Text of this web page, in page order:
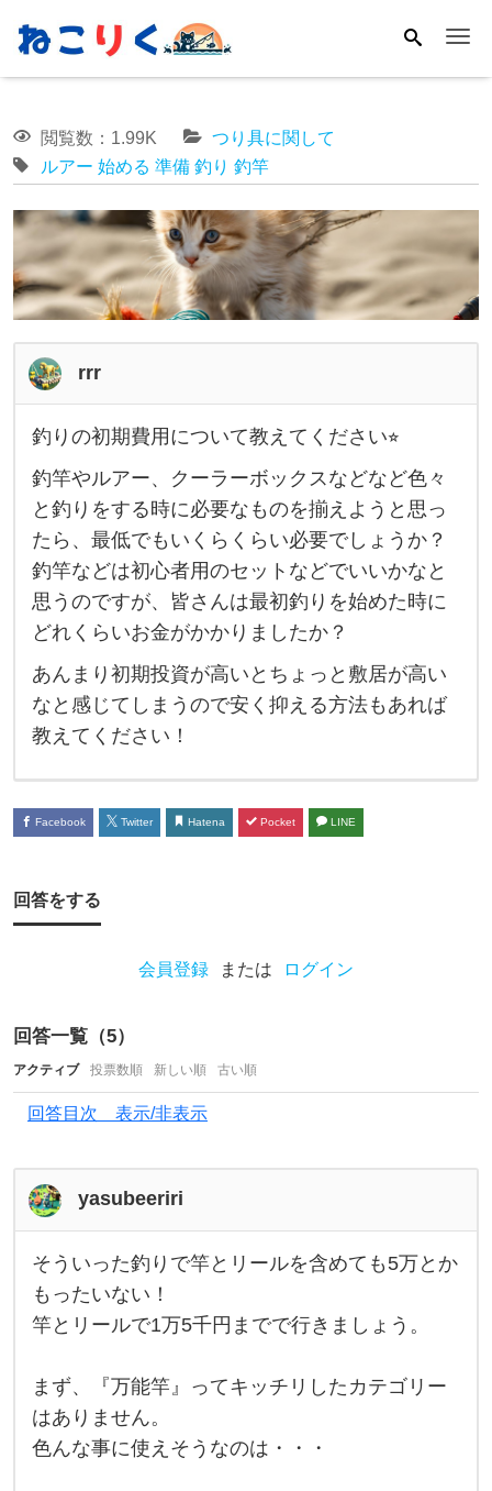
閲覧数：1.99K
つり具に関して
ルアー 始める 準備 釣り 釣竿
rrr
釣
り
の
初
期
費
に
つ
い
て
教
て
く
⭐︎
釣
竿
ル
ア
ー
、
ク
ラ
ー
ボ
釣りの初期費用について教えてください⭐︎
釣竿やルアー、クーラーボックスなどなど色々
と釣りをする時に必要なものを揃えようと思っ
たら、最低でもいくらくらい必要でしょうか？
釣竿などは初心者用のセットなどでいいかなと
思うのですが、皆さんは最初釣りを始めた時に
どれくらいお金がかかりましたか？
あんまり初期投資が高いとちょっと敷居が高い
なと感じてしまうので安く抑える方法もあれば
教えてください！
Facebook Twitter Hatena Pocket LINE
回答をする
会員登録 または ログイン
回答一覧（5）
アクティブ 投票数順 新しい順 古い順
回答目次 表示/非表示
yasubeeriri
そ
う
い
っ
り
で
竿
と
リ
そういった釣りで竿とリールを含めても5万とか
もったいない！
竿とリールで1万5千円までで行きましょう。
まず、『万能竿』ってキッチリしたカテゴリー
はありません。
色んな事に使えそうなのは・・・